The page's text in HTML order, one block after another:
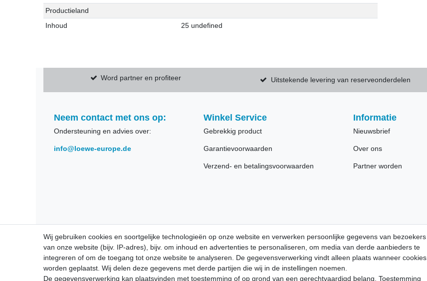
Productieland
Inhoud
25 undefined
Word partner en profiteer Uitstekende levering van reserveonderdelen
Neem contact met ons op:
Ondersteuning en advies over:
info@loewe-europe.de
Winkel Service
Gebrekkig product
Garantievoorwaarden
Verzend- en betalingsvoorwaarden
Informatie
Nieuwsbrief
Over ons
Partner worden
Wij gebruiken cookies en soortgelijke technologieën op onze website en verwerken persoonlijke gegevens van bezoekers
van onze website (bijv. IP-adres), bijv. om inhoud en advertenties te personaliseren, om media van derde aanbieders te
integreren of om de toegang tot onze website te analyseren. De gegevensverwerking vindt alleen plaats wanneer cookies
worden geplaatst. Wij delen deze gegevens met derde partijen die wij in de instellingen noemen.
De gegevensverwerking kan plaatsvinden met toestemming of op grond van een gerechtvaardigd belang. Toestemming